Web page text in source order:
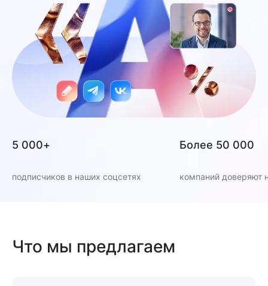
5 000+
подписчиков в наших соцсетях
Более 50 000
компаний доверяют
Что мы предлагаем